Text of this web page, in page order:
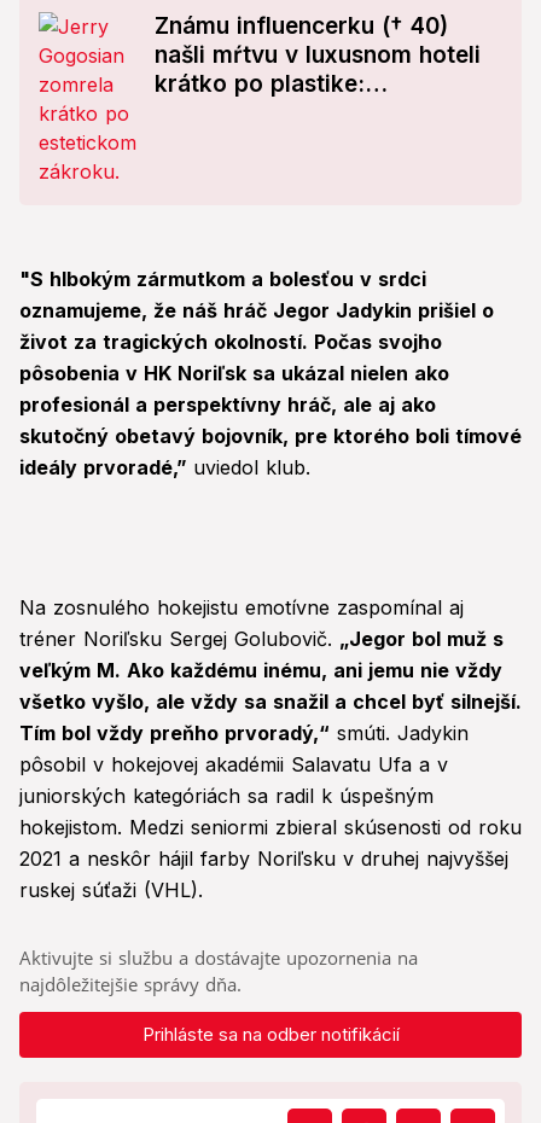
Známu influencerku († 40)
našli mŕtvu v luxusnom hoteli
krátko po plastike:
"S hlbokým zármutkom a bolesťou v srdci
oznamujeme, že náš hráč Jegor Jadykin prišiel o
život za tragických okolností. Počas svojho
pôsobenia v HK Noriľsk sa ukázal nielen ako
profesionál a perspektívny hráč, ale aj ako
skutočný obetavý bojovník, pre ktorého boli tímové
ideály prvoradé,” uviedol klub.
Na zosnulého hokejistu emotívne zaspomínal aj
tréner Noriľsku Sergej Golubovič. „Jegor bol muž s
veľkým M. Ako každému inému, ani jemu nie vždy
všetko vyšlo, ale vždy sa snažil a chcel byť silnejší.
Tím bol vždy preňho prvoradý,“ smúti. Jadykin
pôsobil v hokejovej akadémii Salavatu Ufa a v
juniorských kategóriách sa radil k úspešným
hokejistom. Medzi seniormi zbieral skúsenosti od roku
2021 a neskôr hájil farby Noriľsku v druhej najvyššej
ruskej súťaži (VHL).
Aktivujte si službu a dostávajte upozornenia na
najdôležitejšie správy dňa.
Prihláste sa na odber notifikácií